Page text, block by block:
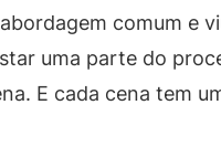
comum e
uma parte do
E cada cena tem